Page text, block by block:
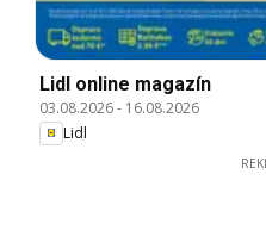
Lidl online magazín
03.08.2026- 16.08.2026
Lidl